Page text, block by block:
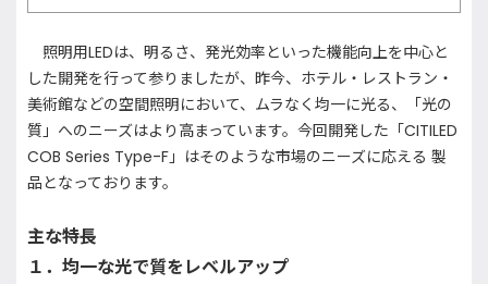
照明用LEDは、明るさ、発光効率といった機能向上を中心と
した開発を行って参りましたが、昨今、ホテル・レストラン・
美術館などの空間照明において、ムラなく均一に光る、「光の
質」へのニーズはより高まっています。今回開発した「CITILED
COB Series Type-F」はそのような市場のニーズに応える 製
品となっております。
主な特長
１．均一な光で質をレベルアップ